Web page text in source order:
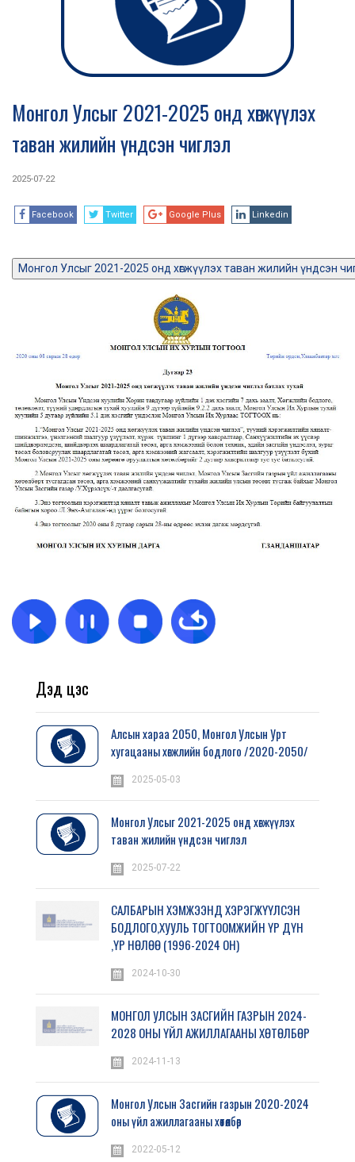
Монгол Улсыг 2021-2025 онд хөгжүүлэх
таван жилийн үндсэн чиглэл
2025-07-22
Facebook Twitter Google Plus Linkedin
Дэд цэс
Алсын хараа 2050, Монгол Улсын Урт
хугацааны хөгжлийн бодлого /2020-2050/
2025-05-03
Монгол Улсыг 2021-2025 онд хөгжүүлэх
таван жилийн үндсэн чиглэл
2025-07-22
САЛБАРЫН ХЭМЖЭЭНД ХЭРЭГЖҮҮЛСЭН
БОДЛОГО,ХУУЛЬ ТОГТООМЖИЙН ҮР ДҮН
,ҮР НӨЛӨӨ (1996-2024 ОН)
2024-10-30
МОНГОЛ УЛСЫН ЗАСГИЙН ГАЗРЫН 2024-
2028 ОНЫ ҮЙЛ АЖИЛЛАГААНЫ ХӨТӨЛБӨР
2024-11-13
Монгол Улсын Засгийн газрын 2020-2024
оны үйл ажиллагааны хөтөлбөр
2022-05-12